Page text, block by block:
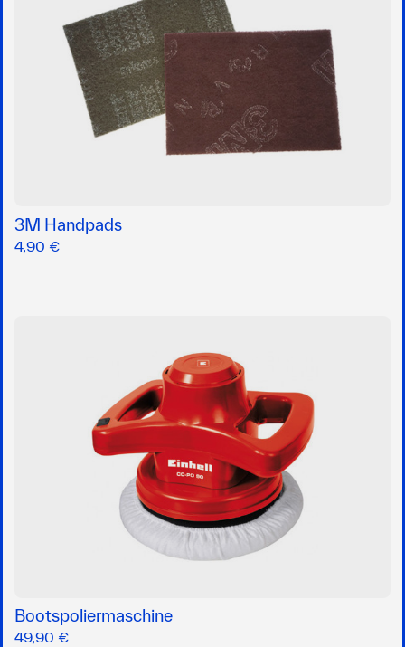
3M Handpads
4,90 €
Bootspoliermaschine
49,90 €